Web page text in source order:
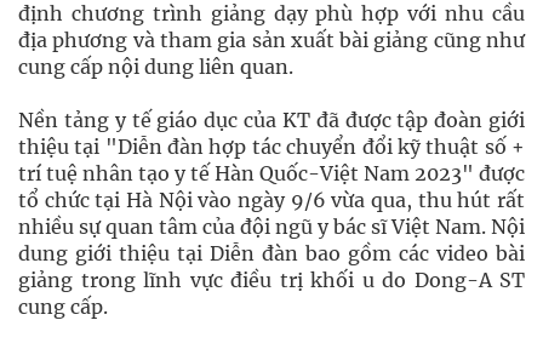
định chương trình giảng dạy phù hợp với nhu cầu
địa phương và tham gia sản xuất bài giảng cũng như
cung cấp nội dung liên quan.
Nền tảng y tế giáo dục của KT đã được tập đoàn giới
thiệu tại "Diễn đàn hợp tác chuyển đổi kỹ thuật số +
trí tuệ nhân tạo y tế Hàn Quốc-Việt Nam 2023" được
tổ chức tại Hà Nội vào ngày 9/6 vừa qua, thu hút rất
nhiều sự quan tâm của đội ngũ y bác sĩ Việt Nam. Nội
dung giới thiệu tại Diễn đàn bao gồm các video bài
giảng trong lĩnh vực điều trị khối u do Dong-A ST
cung cấp.